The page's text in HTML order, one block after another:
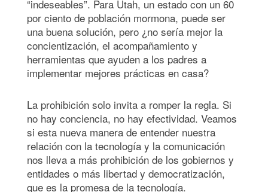
“indeseables”. Para Utah, un estado con un 60
por ciento de población mormona, puede ser
una buena solución, pero ¿no sería mejor la
concientización, el acompañamiento y
herramientas que ayuden a los padres a
implementar mejores prácticas en casa?
La prohibición solo invita a romper la regla. Si
no hay conciencia, no hay efectividad. Veamos
si esta nueva manera de entender nuestra
relación con la tecnología y la comunicación
nos lleva a más prohibición de los gobiernos y
entidades o más libertad y democratización,
que es la promesa de la tecnología.